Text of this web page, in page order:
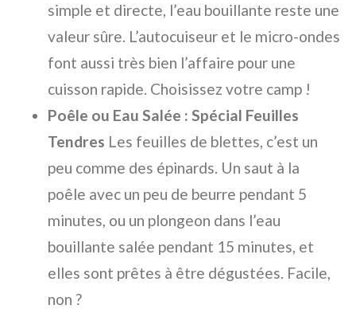
simple et directe, l’eau bouillante reste une
valeur sûre. L’autocuiseur et le micro-ondes
font aussi très bien l’affaire pour une
cuisson rapide. Choisissez votre camp !
Poêle ou Eau Salée : Spécial Feuilles
Tendres Les feuilles de blettes, c’est un
peu comme des épinards. Un saut à la
poêle avec un peu de beurre pendant 5
minutes, ou un plongeon dans l’eau
bouillante salée pendant 15 minutes, et
elles sont prêtes à être dégustées. Facile,
non ?